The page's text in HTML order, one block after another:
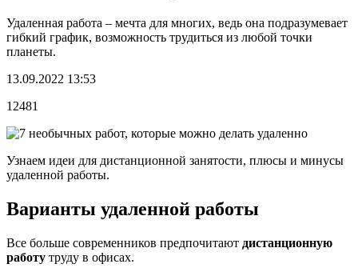
Удаленная работа – мечта для многих, ведь она подразумевает
гибкий график, возможность трудиться из любой точки
планеты.
13.09.2022 13:53
12481
Узнаем идеи для дистанционной занятости, плюсы и минусы
удаленной работы.
Варианты удаленной работы
Все больше современников предпочитают дистанционную
работу труду в офисах.